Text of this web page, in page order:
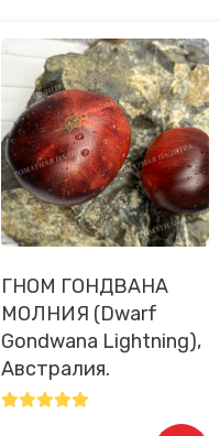
ГНОМ ГОНДВАНА
МОЛНИЯ (Dwarf
Gondwana Lightning),
Австралия.